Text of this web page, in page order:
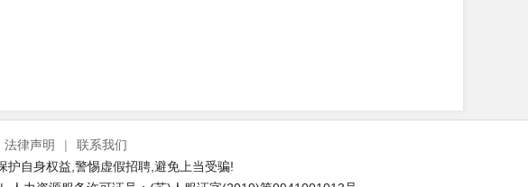
法律声明 |
联系我们
护自身权益,警惕虚假招聘,避免上当受骗!